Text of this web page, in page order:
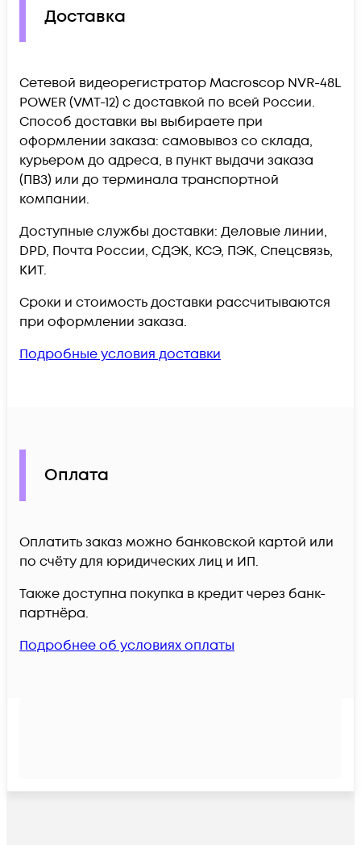
Доставка
Сетевой видеорегистратор Macroscop NVR-48L
POWER (VMT-12) c доставкой по всей России.
Способ доставки вы выбираете при
оформлении заказа: самовывоз со склада,
курьером до адреса, в пункт выдачи заказа
(ПВЗ) или до терминала транспортной
компании.
Доступные службы доставки: Деловые линии,
DPD, Почта России, СДЭК, КСЭ, ПЭК, Спецсвязь,
КИТ.
Сроки и стоимость доставки рассчитываются
при оформлении заказа.
Подробные условия доставки
Оплата
Оплатить заказ можно банковской картой или
по счёту для юридических лиц и ИП.
Также доступна покупка в кредит через банк-
партнёра.
Подробнее об условиях оплаты